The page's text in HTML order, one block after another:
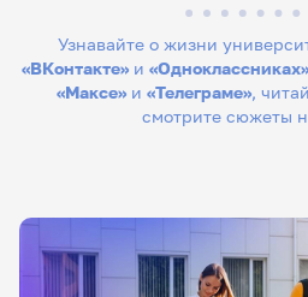
Узнавайте о жизни
«ВКонтакте»и «Одноклассниках»
«Максе» и «Телеграме»,
смотрите сюжеты